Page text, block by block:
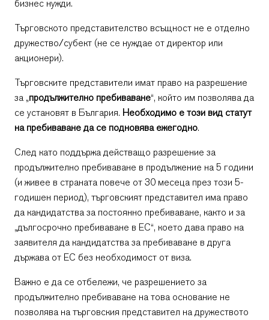
бизнес нужди.
Търговското представителство всъщност не е отделно
дружество/субект (не се нуждае от директор или
акционери).
Търговските представители имат право на разрешение
за „продължително пребиваване“, който им позволява да
се установят в България. Необходимо е този вид статут
на пребиваване да се подновява ежегодно.
След като поддържа действащо разрешение за
продължително пребиваване в продължение на 5 години
(и живее в страната повече от 30 месеца през този 5-
годишен период), търговският представител има право
да кандидатства за постоянно пребиваване, както и за
„дългосрочно пребиваване в ЕС“, което дава право на
заявителя да кандидатства за пребиваване в друга
държава от ЕС без необходимост от виза.
Важно е да се отбележи, че разрешението за
продължително пребиваване на това основание не
позволява на търговския представител на дружеството